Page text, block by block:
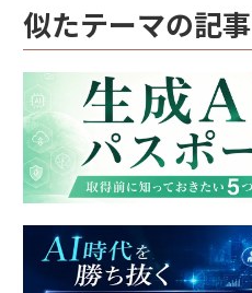
似たテーマの記事